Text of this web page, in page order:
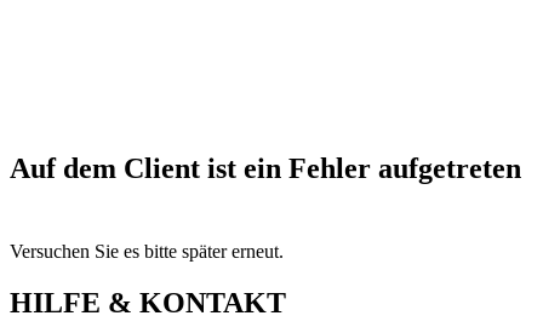
Auf dem Client ist ein Fehler aufgetreten
Versuchen Sie es bitte später erneut.
HILFE & KONTAKT